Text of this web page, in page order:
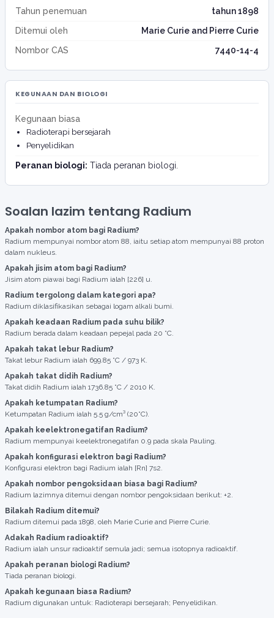
Tahun penemuan
tahun 1898
Ditemui oleh
Marie Curie and Pierre Curie
Nombor CAS
7440-14-4
KEGUNAAN DAN BIOLOGI
Kegunaan biasa
Radioterapi bersejarah
Penyelidikan
Peranan biologi: Tiada peranan biologi.
Soalan lazim tentang Radium
Apakah nombor atom bagi Radium?
Radium mempunyai nombor atom 88, iaitu setiap atom mempunyai 88 proton
dalam nukleus.
Apakah jisim atom bagi Radium?
Jisim atom piawai bagi Radium ialah [226] u.
Radium tergolong dalam kategori apa?
Radium diklasifikasikan sebagai logam alkali bumi.
Apakah keadaan Radium pada suhu bilik?
Radium berada dalam keadaan pepejal pada 20 °C.
Apakah takat lebur Radium?
Takat lebur Radium ialah 699.85 °C / 973 K.
Apakah takat didih Radium?
Takat didih Radium ialah 1736.85 °C / 2010 K.
Apakah ketumpatan Radium?
Ketumpatan Radium ialah 5.5 g/cm³ (20°C).
Apakah keelektronegatifan Radium?
Radium mempunyai keelektronegatifan 0.9 pada skala Pauling.
Apakah konfigurasi elektron bagi Radium?
Konfigurasi elektron bagi Radium ialah [Rn] 7s2.
Apakah nombor pengoksidaan biasa bagi Radium?
Radium lazimnya ditemui dengan nombor pengoksidaan berikut: +2.
Bilakah Radium ditemui?
Radium ditemui pada 1898, oleh Marie Curie and Pierre Curie.
Adakah Radium radioaktif?
Radium ialah unsur radioaktif semula jadi; semua isotopnya radioaktif.
Apakah peranan biologi Radium?
Tiada peranan biologi.
Apakah kegunaan biasa Radium?
Radium digunakan untuk: Radioterapi bersejarah; Penyelidikan.